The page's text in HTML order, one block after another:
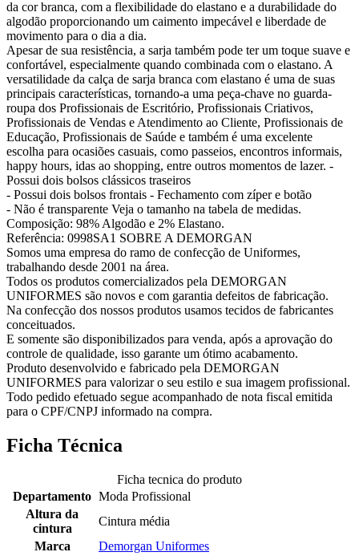
da cor branca, com a flexibilidade do elastano e a durabilidade do
algodão proporcionando um caimento impecável e liberdade de
movimento para o dia a dia.
Apesar de sua resistência, a sarja também pode ter um toque suave e
confortável, especialmente quando combinada com o elastano. A
versatilidade da calça de sarja branca com elastano é uma de suas
principais características, tornando-a uma peça-chave no guarda-
roupa dos Profissionais de Escritório, Profissionais Criativos,
Profissionais de Vendas e Atendimento ao Cliente, Profissionais de
Educação, Profissionais de Saúde e também é uma excelente
escolha para ocasiões casuais, como passeios, encontros informais,
happy hours, idas ao shopping, entre outros momentos de lazer. -
Possui dois bolsos clássicos traseiros
- Possui dois bolsos frontais - Fechamento com zíper e botão
- Não é transparente Veja o tamanho na tabela de medidas.
Composição: 98% Algodão e 2% Elastano.
Referência: 0998SA1 SOBRE A DEMORGAN
Somos uma empresa do ramo de confecção de Uniformes,
trabalhando desde 2001 na área.
Todos os produtos comercializados pela DEMORGAN
UNIFORMES são novos e com garantia defeitos de fabricação.
Na confecção dos nossos produtos usamos tecidos de fabricantes
conceituados.
E somente são disponibilizados para venda, após a aprovação do
controle de qualidade, isso garante um ótimo acabamento.
Produto desenvolvido e fabricado pela DEMORGAN
UNIFORMES para valorizar o seu estilo e sua imagem profissional.
Todo pedido efetuado segue acompanhado de nota fiscal emitida
para o CPF/CNPJ informado na compra.
Ficha Técnica
Ficha tecnica do produto
Departamento Moda Profissional
Altura da
cintura
Cintura média
Marca
Demorgan Uniformes